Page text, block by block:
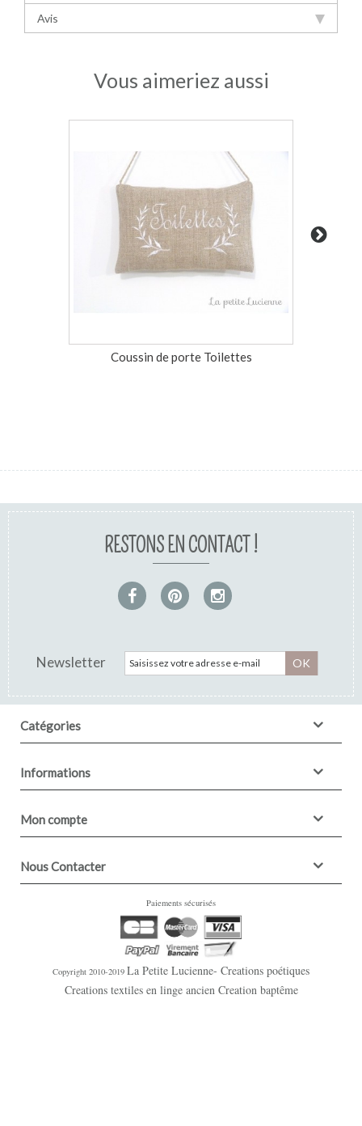
Avis
Vous aimeriez aussi
Coussin de porte Toilettes
RESTONS EN CONTACT !
Newsletter OK
Catégories
Informations
Mon compte
Nous Contacter
Paiements sécurisés
Copyright 2010-2019 La Petite Lucienne- Creations poétiques
Creations textiles en linge ancien Creation baptême